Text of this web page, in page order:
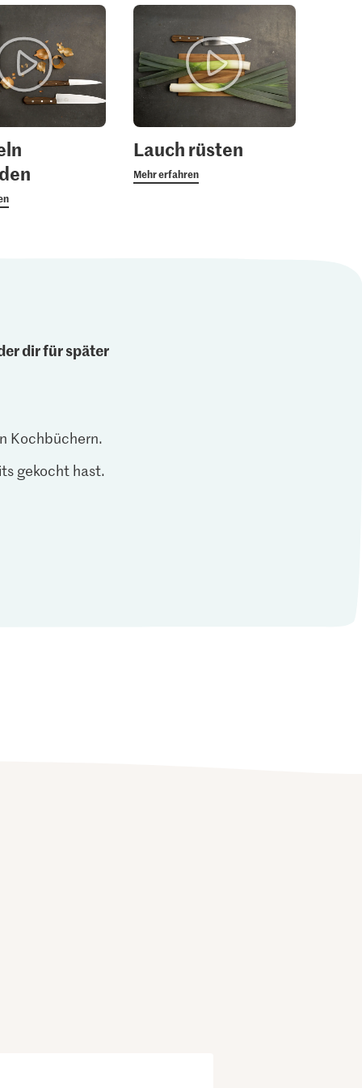
Lauch rüsten
Mehr erfahren
dir für später
Kochbüchern.
gekocht hast.